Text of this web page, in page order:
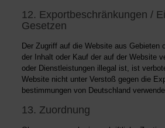
12. Exportbeschränkungen /
Gesetzen
Der Zugriff auf die Website aus Gebieten
der Inhalt oder Kauf der auf der Website
oder Dienstleistungen illegal ist, ist
Website nicht unter Verstoß gegen die
bestimmungen von Deutschland
13. Zuordnung